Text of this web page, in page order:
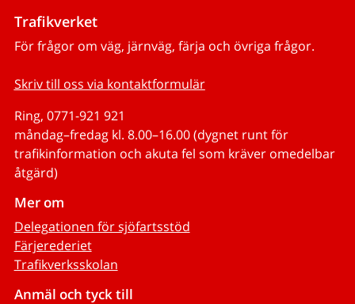
Trafikverket
För frågor om väg, järnväg, färja och övriga frågor.
Skriv till oss via kontaktformulär
Ring, 0771-921 921
måndag–fredag kl. 8.00–16.00 (dygnet runt för
trafikinformation och akuta fel som kräver omedelbar
åtgärd)
Mer om
Delegationen för sjöfartsstöd
Färjerederiet
Trafikverksskolan
Anmäl och tyck till